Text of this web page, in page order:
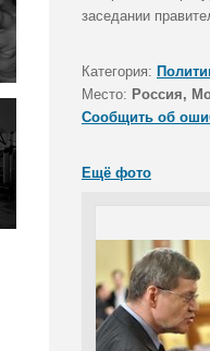
заседании
Категория:
Место: Россия,
Сообщить об
Ещё фото